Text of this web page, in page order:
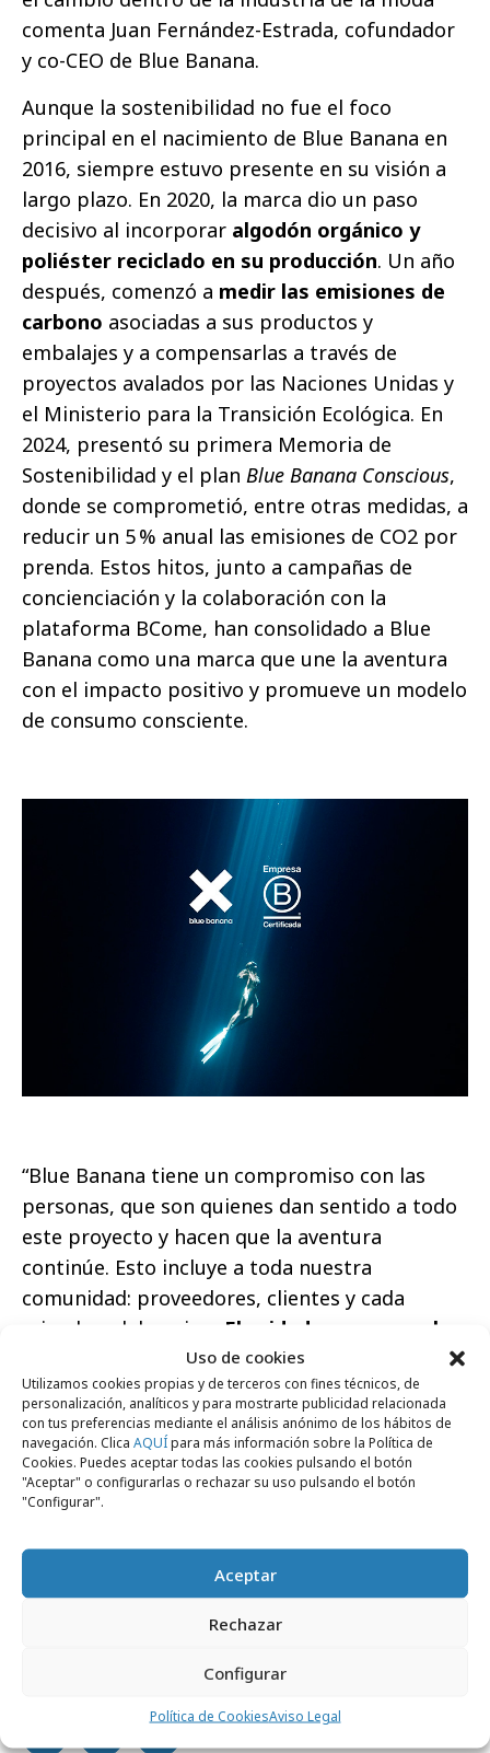
Uso de cookies
Utilizamos cookies propias y de terceros con fines técnicos, de
personalización, analíticos y para mostrarte publicidad relacionada
con tus preferencias mediante el análisis anónimo de los hábitos de
navegación. Clica AQUÍpara más información sobre la Política de
Cookies. Puedes aceptar todas las cookies pulsando el botón
"Aceptar" o configurarlas o rechazar su uso pulsando el botón
"Configurar".
Aceptar
Rechazar
Configurar
Política de CookiesAviso Legal
comenta Juan Fernández-Estrada, cofundador
y co-CEO de Blue Banana.
Aunque la sostenibilidad no fue el foco
principal en el nacimiento de Blue Banana en
2016, siempre estuvo presente en su visión a
largo plazo. En 2020, la marca dio un paso
decisivo al incorporar algodón orgánico y
poliéster reciclado en su producción. Un año
después, comenzó a medir las emisiones de
carbono asociadas a sus productos y
embalajes y a compensarlas a través de
proyectos avalados por las Naciones Unidas y
el Ministerio para la Transición Ecológica. En
2024, presentó su primera Memoria de
Sostenibilidad y el plan Blue Banana Conscious,
donde se comprometió, entre otras medidas, a
reducir un 5% anual las emisiones de CO2 por
prenda. Estos hitos, junto a campañas de
concienciación y la colaboración con la
plataforma BCome, han consolidado a Blue
Banana como una marca que une la aventura
con el impacto positivo y promueve un modelo
de consumo consciente.
“Blue Banana tiene un compromiso con las
personas, que son quienes dan sentido a todo
este proyecto y hacen que la aventura
continúe. Esto incluye a toda nuestra
comunidad: proveedores, clientes y cada
miembro del equipo. El cuidado —como valor
y como estrategia— es fundamental para
seguir avanzando. Ser una Empresa B Corp nos
impulsa a mejorar de forma continua y nos
hace parte de una comunidad global que
trabaja por un futuro más justo y sostenible”,
señala Coral Adrados,
Blue Banana.